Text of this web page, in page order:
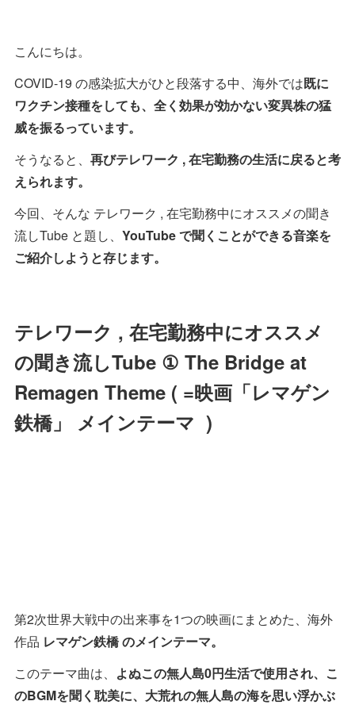
こんにちは。
COVID-19 の感染拡大がひと段落する中、海外では既に
ワクチン接種をしても、全く効果が効かない変異株の猛
威を振るっています。
そうなると、 再びテレワーク , 在宅勤務の生活に戻ると考
えられます。
今回、そんな テレワーク , 在宅勤務中にオススメの聞き
流しTube と題し、 YouTube で聞くことができる音楽を
ご紹介しようと存じます。
テレワーク , 在宅勤務中にオススメ
の聞き流しTube ① The Bridge at
Remagen Theme ( =映画「レマゲン
鉄橋」 メインテーマ )
第2次世界大戦中の出来事を1つの映画にまとめた、海外
作品 レマゲン鉄橋 のメインテーマ。
このテーマ曲は、 よぬこの無人島0円生活で使用され、こ
のBGMを聞く耽美に、大荒れの無人島の海を思い浮かぶ